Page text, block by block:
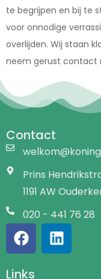
te begrijpen en bij te
voor onnodige
overlijden. Wij staan
neem gerust contact
Contact
Prins
1191 AW
020 - 441 76 28
Links